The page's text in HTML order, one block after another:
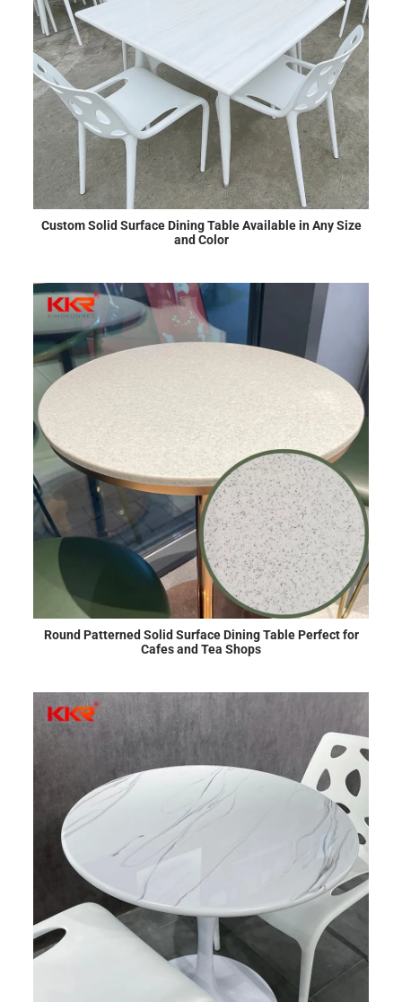
Custom Solid Surface Dining Table Available in Any Size
and Color
Round Patterned Solid Surface Dining Table Perfect for
Cafes and Tea Shops